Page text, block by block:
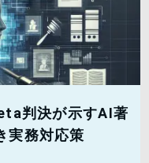
判決が示すAI著
実務対応策